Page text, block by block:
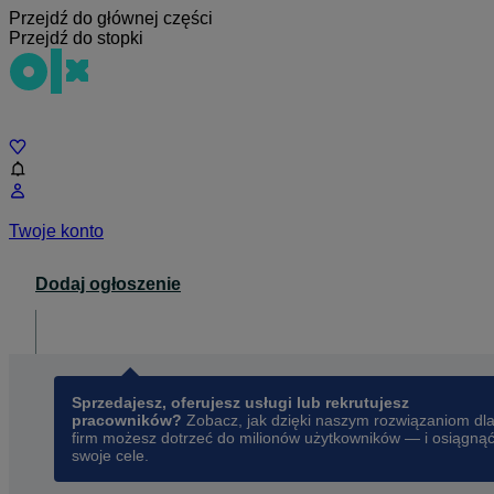
Przejdź do głównej części
Przejdź do stopki
Twoje konto
Dodaj ogłoszenie
Sprzedajesz, oferujesz usługi lub rekrutujesz
pracowników? Zobacz, jak dzięki naszym rozwiązaniom dla
firm możesz dotrzeć do milionów użytkowników — i osiągnąć
swoje cele.